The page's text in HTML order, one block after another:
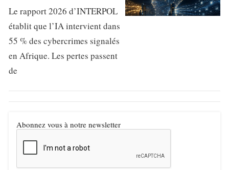
Le rapport 2026 d’INTERPOL
établit que l’IA intervient dans
55 % des cybercrimes signalés
en Afrique. Les pertes passent
de
Abonnez vous à notre newsletter